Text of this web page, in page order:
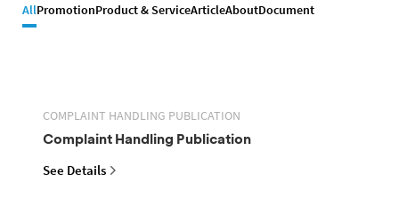
AllPromotionProduct & ServiceArticleAboutDocument
COMPLAINT HANDLING PUBLICATION
Complaint Handling Publication
See Details